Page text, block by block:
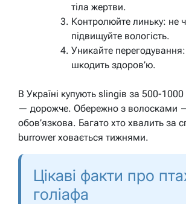
тіла жертви.
Контролюйте линьку: не
підвищуйте вологість.
Уникайте
шкодить здоров’ю.
В Україні купують slingів за 500-
— дорожче. Обережно з волосками
обов’язкова. Багато хто хвалить за
burrower ховається тижнями.
Цікаві факти про
голіафа